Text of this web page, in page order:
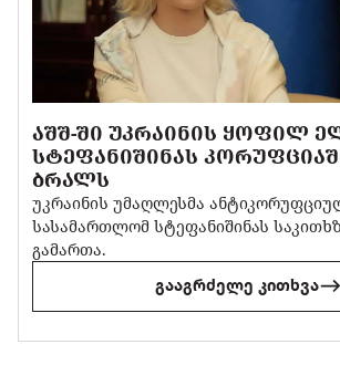
ᲐᲨᲨ-ᲨᲘ ᲣᲙᲠᲐᲘᲜᲘᲡ ᲧᲝᲤᲘᲚ
ᲡᲢᲔᲤᲐᲜᲘᲨᲘᲜᲐᲡ
ᲑᲠᲐᲚᲡ
უკრაინის უმაღლესმა
სასამართლომ სტეფანიშინას
გამართა.
გააგრძელე კითხვა